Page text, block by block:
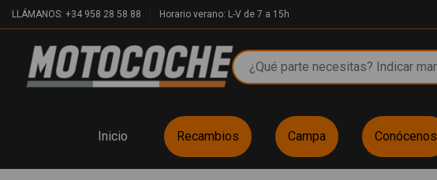
LLÁMANOS: +34 958 28 58 88 Horario verano: L-V de 7 a 15h
Inicio Recambios Campa Conócenos